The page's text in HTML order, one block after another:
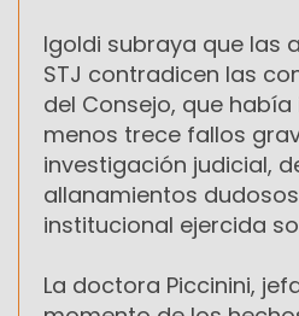
Igoldi subraya que las
STJ contradicen las
del Consejo, que
menos trece fallos
investigación judicial,
allanamientos
institucional ejercida
La doctora Piccinini,